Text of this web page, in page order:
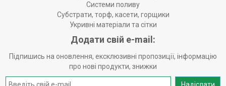
Системи поливу
Субстрати, торф, касети, горщики
Укривні матеріали та сітки
Додати свій e-mail:
Підпишись на оновлення, ексклюзивні пропозиції, інформацію
про нові продукти, знижки